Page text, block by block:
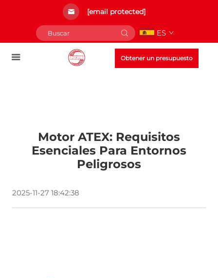
[email protected]
ES
Obtener un presupuesto
Motor ATEX: Requisitos
Esenciales Para Entornos
Peligrosos
2025-11-27 18:42:38